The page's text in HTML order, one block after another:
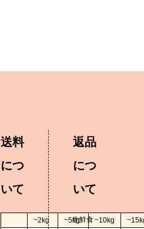
送料
につ
いて
~2kg ~5kg ~10kg
返品
につ
いて
生鮮食